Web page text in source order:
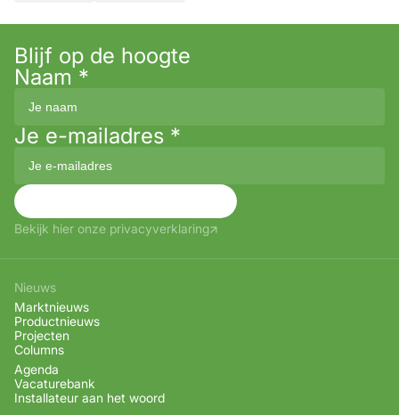
Blijf op de hoogte
Naam *
Je e-mailadres *
Bekijk hier onze privacyverklaring
Nieuws
Marktnieuws
Productnieuws
Projecten
Columns
Agenda
Vacaturebank
Installateur aan het woord